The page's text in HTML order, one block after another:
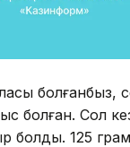
болғанбыз,
болған. Сол
болды. 125